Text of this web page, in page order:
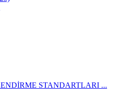
STANDARTLARI ...